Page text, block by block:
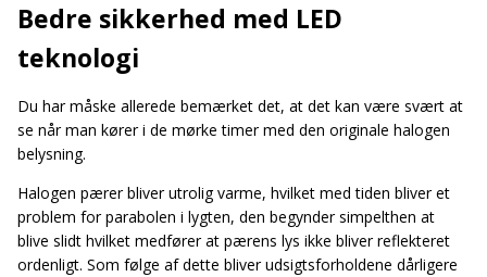
Bedre sikkerhed med LED
teknologi
Du har måske allerede bemærket det, at det kan være svært at
se når man kører i de mørke timer med den originale halogen
belysning.
Halogen pærer bliver utrolig varme, hvilket med tiden bliver et
problem for parabolen i lygten, den begynder simpelthen at
blive slidt hvilket medfører at pærens lys ikke bliver reflekteret
ordenligt. Som følge af dette bliver udsigtsforholdene dårligere